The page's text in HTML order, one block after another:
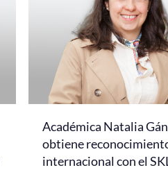
Académica Natalia
obtiene
internacional con el